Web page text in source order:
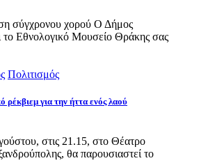
σύγχρονου χορού Ο Δήμος
το Εθνολογικό Μουσείο Θράκης σας
Πολιτισμός
για την ήττα ενός λαού
στις 21.15, στο Θέατρο
θα παρουσιαστεί το